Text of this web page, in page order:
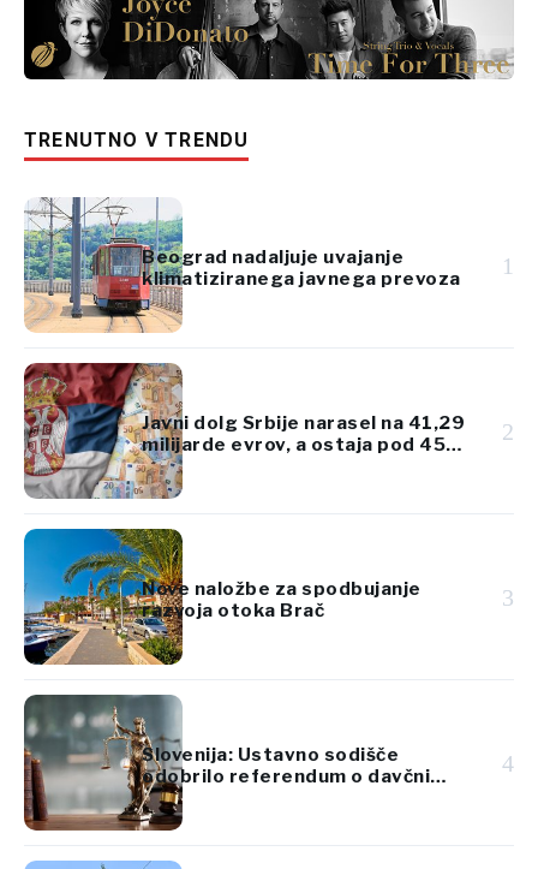
TRENUTNO V TRENDU
Beograd nadaljuje uvajanje
klimatiziranega javnega prevoza
1
Javni dolg Srbije narasel na 41,29
milijarde evrov, a ostaja pod 45%
BDP
2
Nove naložbe za spodbujanje
razvoja otoka Brač
3
Slovenija: Ustavno sodišče
odobrilo referendum o davčni
reformi
4